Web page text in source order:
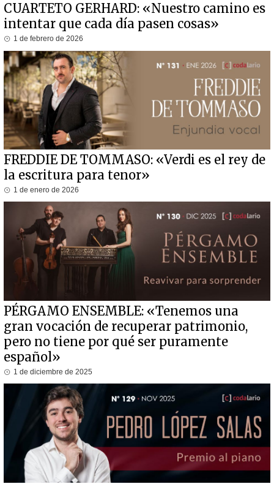
CUARTETO GERHARD: «Nuestro camino es
intentar que cada día pasen cosas»
1 de febrero de 2026
FREDDIE DE TOMMASO: «Verdi es el rey de
la escritura para tenor»
1 de enero de 2026
PÉRGAMO ENSEMBLE: «Tenemos una
gran vocación de recuperar patrimonio,
pero no tiene por qué ser puramente
español»
1 de diciembre de 2025